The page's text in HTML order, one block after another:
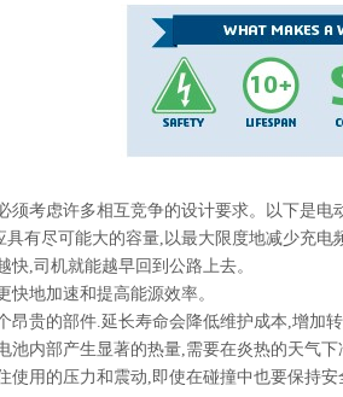
须考虑许多相互竞争的设计要求。以下是
具有尽可能大的容量,以最大限度地减少充电
快,司机就能越早回到公路上去。
快地加速和提高能源效率。
昂贵的部件.延长寿命会降低维护成本,增加
池内部产生显著的热量,需要在炎热的天气
使用的压力和震动,即使在碰撞中也要保持安